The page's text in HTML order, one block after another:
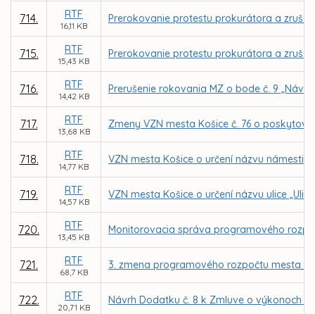
714. RTF
16,11 KB
Prerokovanie protestu prokurátora a
715. RTF
15,43 KB
Prerokovanie protestu prokurátora a
716. RTF
14,42 KB
Prerušenie rokovania MZ o bode č. 9
717. RTF
13,68 KB
Zmeny VZN mesta Košice č. 76 o
718. RTF
14,77 KB
VZN mesta Košice o určení názvu námestia
719. RTF
14,57 KB
VZN mesta Košice o určení názvu ulice
720. RTF
13,45 KB
Monitorovacia správa programového
721. RTF
68,7 KB
3. zmena programového rozpočtu mesta
722. RTF
20,71 KB
Návrh Dodatku č. 8 k Zmluve o výkonoch